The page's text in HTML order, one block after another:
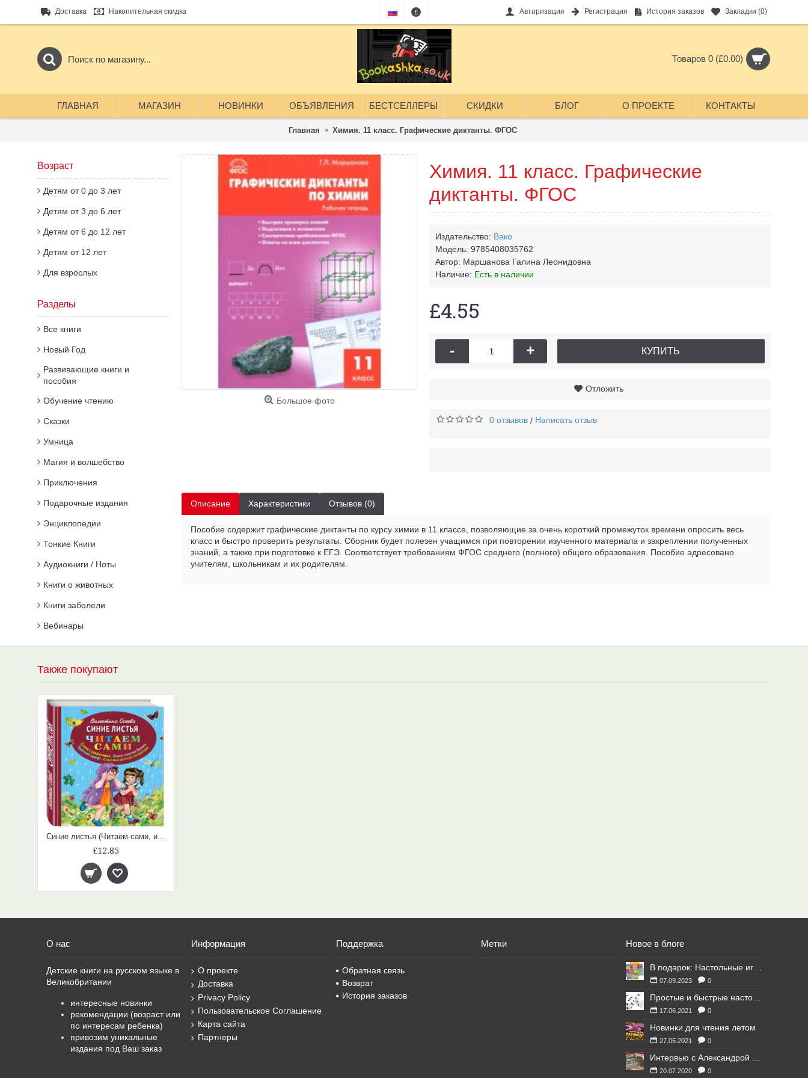
Доставка Накопительная скидка £ Авторизация Регистрация История заказов Закладки (0)
Товаров 0 (£0.00)
ГЛАВНАЯ МАГАЗИН НОВИНКИ ОБЪЯВЛЕНИЯ БЕСТСЕЛЛЕРЫ СКИДКИ БЛОГ О ПРОЕКТЕ КОНТАКТЫ
Главная Химия. 11 класс. Графические диктанты. ФГОС
Возраст
Детям от 0 до 3 лет
Детям от 3 до 6 лет
Детям от 6 до 12 лет
Детям от 12 лет
Для взрослых
Разделы
Все книги
Новый Год
Развивающие книги и
пособия
Обучение чтению
Сказки
Умница
Магия и волшебство
Приключения
Подарочные издания
Энциклопедии
Тонкие Книги
Аудиокниги / Ноты
Книги о животных
Книги заболели
Вебинары
Большое фото
Химия. 11 класс. Графические
диктанты. ФГОС
Издательство: Вако
Модель: 9785408035762
Автор: Маршанова Галина Леонидовна
Наличие: Есть в наличии
£4.55
- + КУПИТЬ
Отложить
0 отзывов / Написать отзыв
Описание Характеристики Отзывов (0)
Пособие содержит графические диктанты по курсу химии в 11 классе, позволяющие за очень короткий промежуток времени опросить весь
класс и быстро проверить результаты. Сборник будет полезен учащимся при повторении изученного материала и закреплении полученных
знаний, а также при подготовке к ЕГЭ. Соответствует требованиям ФГОС среднего (полного) общего образования. Пособие адресовано
учителям, школьникам и их родителям.
Также покупают
Синие листья (Читаем сами, ил. Е. Карпович)
£12.85
О нас
Детские книги на русском языке в
Великобритании
интересные новинки
рекомендации (возраст или
по интересам ребенка)
привозим уникальные
издания под Ваш заказ
Информация
О проекте
Доставка
Privacy Policy
Пользовательское Соглашение
Карта сайта
Партнеры
Поддержка
Обратная связь
Возврат
История заказов
Метки Новое в блоге
07.09.2023 0
17.06.2021 0
Новинки для чтения летом
27.05.2021 0
20.07.2020 0